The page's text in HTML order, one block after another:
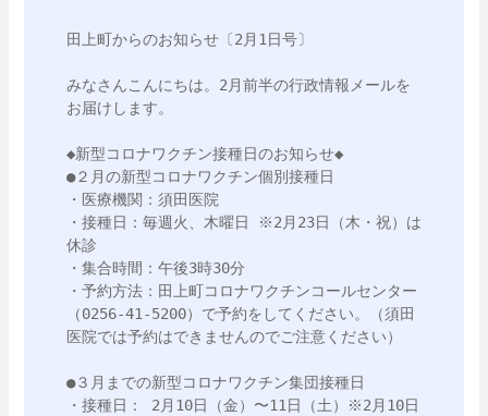
田上町からのお知らせ〔2月1日号〕
みなさんこんにちは。2月前半の行政情報メールを
お届けします。
◆新型コロナワクチン接種日のお知らせ◆
●２月の新型コロナワクチン個別接種日
・医療機関：須田医院
・接種日：毎週火、木曜日 ※2月23日（木・祝）は
休診
・集合時間：午後3時30分
・予約方法：田上町コロナワクチンコールセンター
（0256-41-5200）で予約をしてください。（須田
医院では予約はできませんのでご注意ください）
●３月までの新型コロナワクチン集団接種日
・接種日： 2月10日（金）〜11日（土）※2月10日